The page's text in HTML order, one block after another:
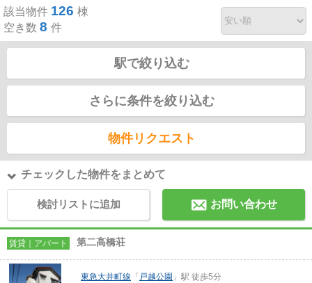
該当物件 126 棟
空き数 8 件
駅で絞り込む
さらに条件を絞り込む
物件リクエスト
チェックした物件をまとめて
検討リストに追加 お問い合わせ
賃貸｜アパート 第二高橋荘
東急大井町線 「 戸越公園 」駅 徒歩5分